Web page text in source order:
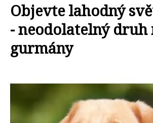
Objevte lahodný
- neodolatelný druh
gurmány